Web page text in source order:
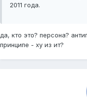
2011 года.
да, кто это? персона?
принципе - ху из ит?